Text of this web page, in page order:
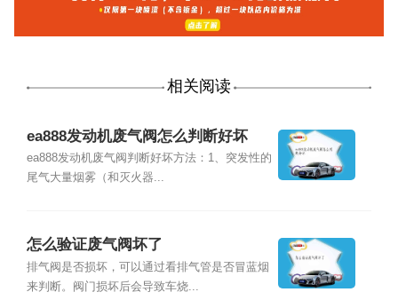
相关阅读
ea888发动机废气阀怎么判断好坏
ea888发动机废气阀判断好坏方法：1、突发性的
尾气大量烟雾（和灭火器...
怎么验证废气阀坏了
排气阀是否损坏，可以通过看排气管是否冒蓝烟
来判断。阀门损坏后会导致车烧...